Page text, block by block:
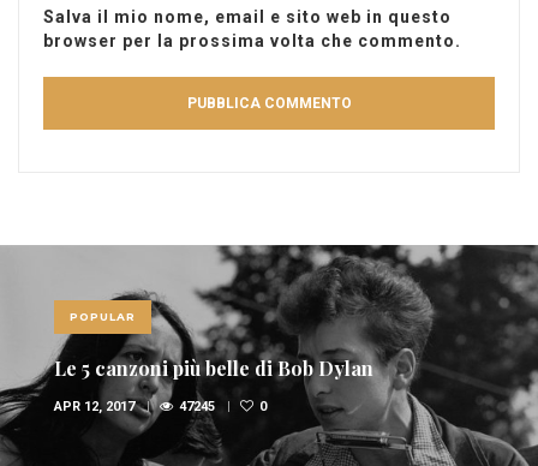
Salva il mio nome, email e sito web in questo
browser per la prossima volta che commento.
POPULAR
Le 5 canzoni più belle di Bob Dylan
APR 12, 2017 47245 0